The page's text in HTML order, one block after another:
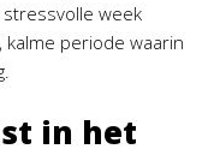
week
periode waarin
in het